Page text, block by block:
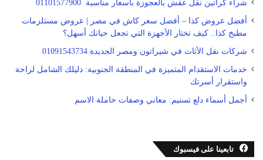
شراء كراتين نقل عفش بالعجوزة بأسعار مناسبة 01101577900
أفضل عروض كذا – أفضل سعر كاش في مصر | عروض مستلزمات
مطبخ كذا.. كيف تختار الأجهزة التي تجعل حياتك أسهل؟
شركات نقل الأثاث في شيراتون ومصر الجديدة 01091543734
خدمات الاستقدام المتميزة في المنطقة الجنوبية: دليلك الشامل لراحة
واستقرار أسرتك
أجمل أسماء دلع تسنيم: معاني وصفات حاملة الاسم
تابعينا على فيسبوك